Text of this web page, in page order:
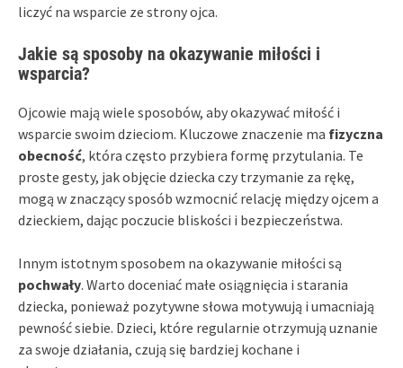
liczyć na wsparcie ze strony ojca.
Jakie są sposoby na okazywanie miłości i
wsparcia?
Ojcowie mają wiele sposobów, aby okazywać miłość i
wsparcie swoim dzieciom. Kluczowe znaczenie ma fizyczna
obecność, która często przybiera formę przytulania. Te
proste gesty, jak objęcie dziecka czy trzymanie za rękę,
mogą w znaczący sposób wzmocnić relację między ojcem a
dzieckiem, dając poczucie bliskości i bezpieczeństwa.
Innym istotnym sposobem na okazywanie miłości są
pochwały. Warto doceniać małe osiągnięcia i starania
dziecka, ponieważ pozytywne słowa motywują i umacniają
pewność siebie. Dzieci, które regularnie otrzymują uznanie
za swoje działania, czują się bardziej kochane i